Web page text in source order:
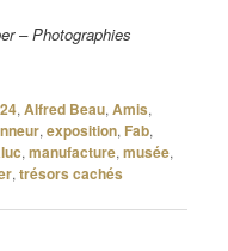
– Photographies
,Alfred Beau,Amis,
,exposition, Fab,
,manufacture,musée,
,trésors cachés